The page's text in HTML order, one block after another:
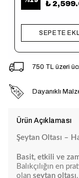
₺
SEPETE
750 TL üzeri
Dayanıklı
Ürün Açıklaması
Şeytan Oltası –
Basit, etkili ve
Balıkçılığın en
olan şeytan oltası